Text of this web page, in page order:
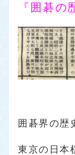
『囲碁の
囲碁界の歴
東京の日本